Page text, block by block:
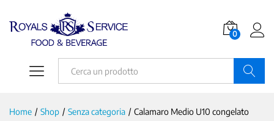
0
Home / Shop / Senza categoria / Calamaro Medio U10 congelato